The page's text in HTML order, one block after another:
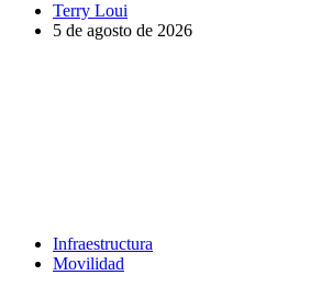
Terry Loui
5 de agosto de 2026
Infraestructura
Movilidad